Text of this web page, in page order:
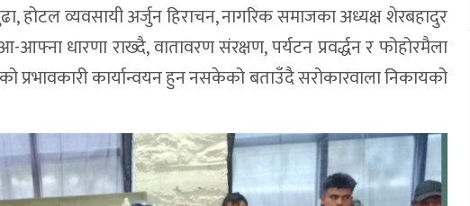
होटल व्यवसायी अर्जुन हिराचन, नागरिक समाजका अध्यक्ष शेरबहादुर
धारणा राख्दै, वातावरण संरक्षण, पर्यटन प्रवर्द्धन र फोहोरमैला
प्रभावकारी कार्यान्वयन हुन नसकेको बताउँदै सरोकारवाला निकायको